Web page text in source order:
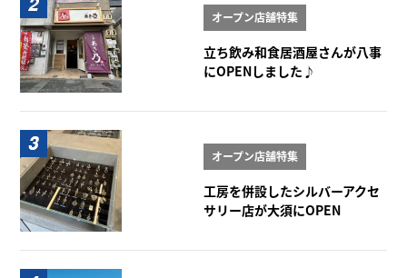
オープン店舗特集
立ち飲み和食居酒屋さんが八事
にOPENしました♪
オープン店舗特集
工房を併設したシルバーアクセ
サリー店が大須にOPEN